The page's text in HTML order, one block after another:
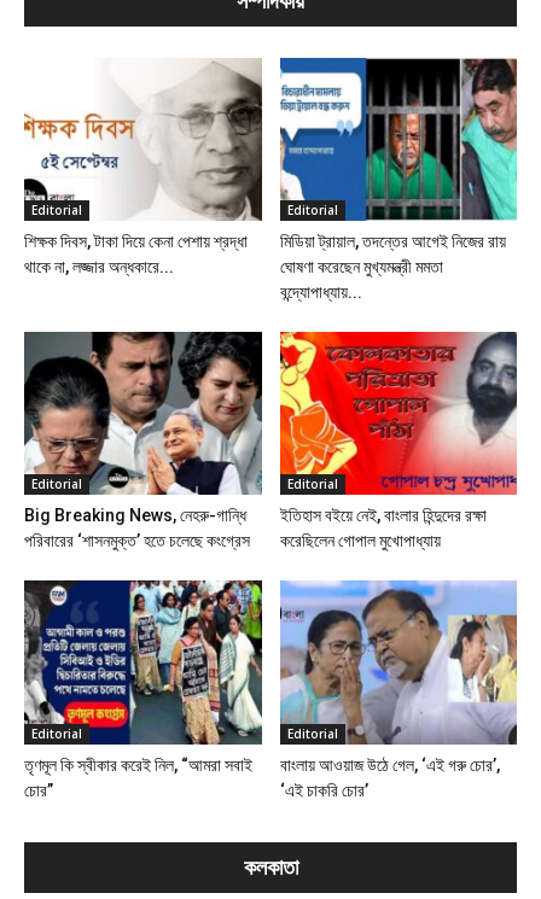
Editorial
শিক্ষক দিবস, টাকা দিয়ে কেনা পেশায় শ্রদ্ধা
থাকে না, লজ্জার অন্ধকারে...
Editorial
মিডিয়া ট্রায়াল, তদন্তের আগেই নিজের রায়
ঘোষণা করেছেন মুখ্যমন্ত্রী মমতা
বন্দ্যোপাধ্যায়...
Editorial
Big Breaking News, নেহরু-গান্ধি
পরিবারের ‘শাসনমুক্ত’ হতে চলেছে কংগ্রেস
Editorial
ইতিহাস বইয়ে নেই, বাংলার হিন্দুদের রক্ষা
করেছিলেন গোপাল মুখোপাধ্যায়
Editorial
তৃণমূল কি স্বীকার করেই নিল, “আমরা সবাই
চোর”
Editorial
বাংলায় আওয়াজ উঠে গেল, ‘এই গরু চোর’,
‘এই চাকরি চোর’
কলকাতা